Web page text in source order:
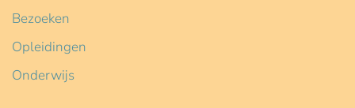
Bezoeken
Opleidingen
Onderwijs